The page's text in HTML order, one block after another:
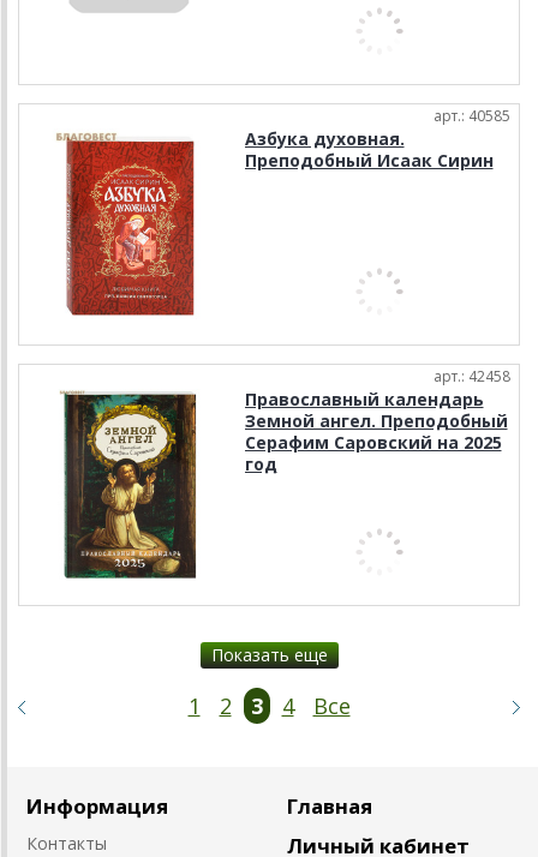
арт.: 40585
Азбука духовная.
Преподобный Исаак Сирин
арт.: 42458
Православный календарь
Земной ангел. Преподобный
Серафим Саровский на 2025
год
Показать еще
1 2 3 4 Все
Информация
Контакты
Главная
Личный кабинет